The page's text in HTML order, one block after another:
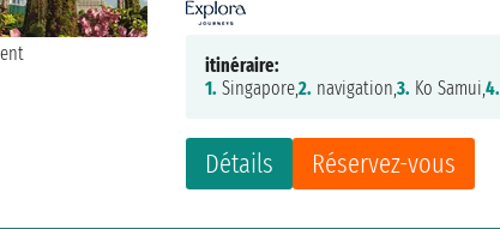
Détails Réservez-vous
itinéraire:
1. Singapore,2. navigation,3. Ko Samui,4.